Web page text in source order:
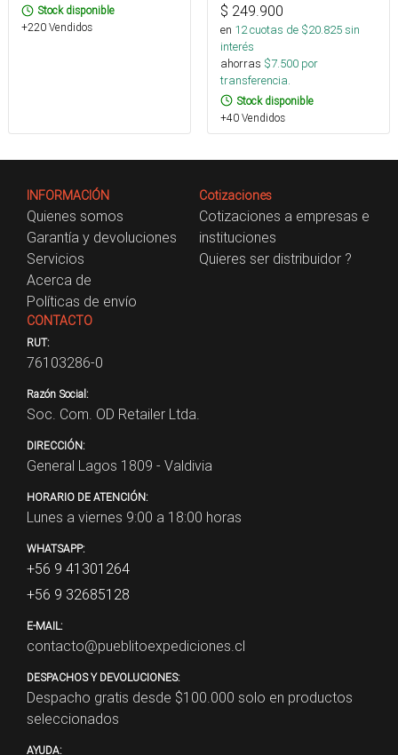
Stock disponible
+220 Vendidos
$ 249.900
en 12cuotas de $20.825sin
interés
ahorras $7.500 por
transferencia.
Stock disponible
+40 Vendidos
INFORMACIÓN
Quienes somos
Garantía y devoluciones
Servicios
Acerca de
Políticas de envío
Cotizaciones
Cotizaciones a empresas e
instituciones
Quieres ser distribuidor ?
CONTACTO
RUT:
76103286-0
Razón Social:
Soc. Com. OD Retailer Ltda.
DIRECCIÓN:
General Lagos 1809 - Valdivia
HORARIO DE ATENCIÓN:
Lunes a viernes 9:00 a 18:00 horas
WHATSAPP:
+56 9 41301264
+56 9 32685128
E-MAIL:
contacto@pueblitoexpediciones.cl
DESPACHOS Y DEVOLUCIONES:
Despacho gratis desde $100.000 solo en productos
seleccionados
AYUDA: